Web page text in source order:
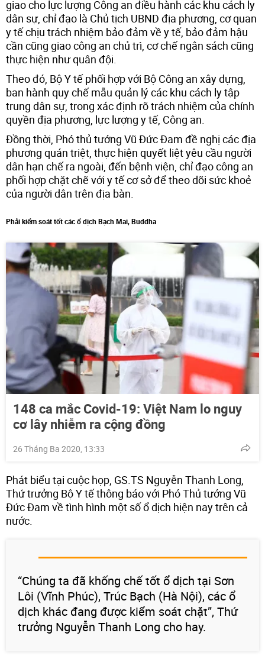
giao cho lực lượng Công an điều hành các khu cách ly
dân sự, chỉ đạo là Chủ tịch UBND địa phương, cơ quan
y tế chịu trách nhiệm bảo đảm về y tế, bảo đảm hậu
cần cũng giao công an chủ trì, cơ chế ngân sách cũng
thực hiện như quân đội.
Theo đó, Bộ Y tế phối hợp với Bộ Công an xây dựng,
ban hành quy chế mẫu quản lý các khu cách ly tập
trung dân sự, trong xác định rõ trách nhiệm của chính
quyền địa phương, lực lượng y tế, Công an.
Đồng thời, Phó thủ tướng Vũ Đức Đam đề nghị các địa
phương quán triệt, thực hiện quyết liệt yêu cầu người
dân hạn chế ra ngoài, đến bệnh viện, chỉ đạo công an
phối hợp chặt chẽ với y tế cơ sở để theo dõi sức khoẻ
của người dân trên địa bàn.
Phải kiểm soát tốt các ổ dịch Bạch Mai, Buddha
148 ca mắc Covid-19: Việt Nam lo nguy
cơ lây nhiễm ra cộng đồng
26 Tháng Ba 2020, 13:33
Phát biểu tại cuộc họp, GS.TS Nguyễn Thanh Long,
Thứ trưởng Bộ Y tế thông báo với Phó Thủ tướng Vũ
Đức Đam về tình hình một số ổ dịch hiện nay trên cả
nước.
“Chúng ta đã khống chế tốt ổ dịch tại Sơn
Lôi (Vĩnh Phúc), Trúc Bạch (Hà Nội), các ổ
dịch khác đang được kiểm soát chặt”, Thứ
trưởng Nguyễn Thanh Long cho hay.